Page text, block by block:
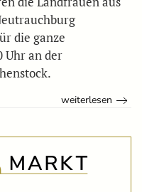
die ganze
Uhr an der
weiterlesen